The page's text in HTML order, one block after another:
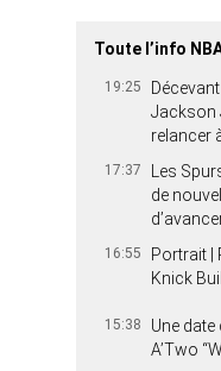
Toute l’info
19:25
Jackson
relancer
17:37
Les
de
16:55
Portrait |
Knick
15:38
Une
A’Two